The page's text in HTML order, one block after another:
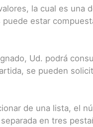
la cual es una
estar
Ud. podrá
se pueden
de una lista, el
en tres